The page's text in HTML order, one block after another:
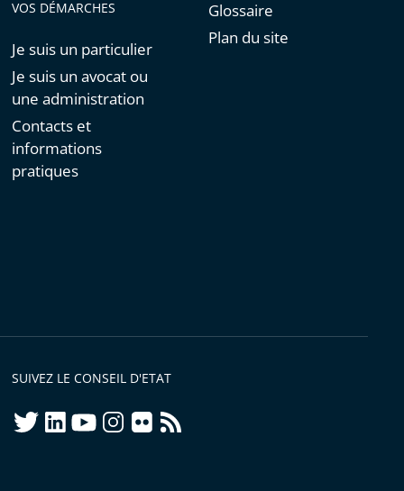
VOS DÉMARCHES
Je suis un particulier
Je suis un avocat ou
une administration
Contacts et
informations
pratiques
Glossaire
Plan du site
SUIVEZ LE CONSEIL D'ETAT
twitterlinkedInyoutubeinstagram
flickrrss